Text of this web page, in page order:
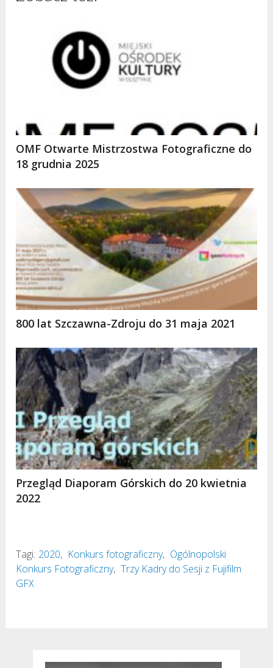
OMF Otwarte Mistrzostwa Fotograficzne do
18 grudnia 2025
800 lat Szczawna-Zdroju do 31 maja 2021
Przegląd Diaporam Górskich do 20 kwietnia
2022
Tagi: 2020, Konkurs fotograficzny, Ogólnopolski
Konkurs Fotograficzny, Trzy Kadry do Sesji z Fujifilm
GFX